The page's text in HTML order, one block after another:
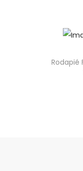
Rodapié